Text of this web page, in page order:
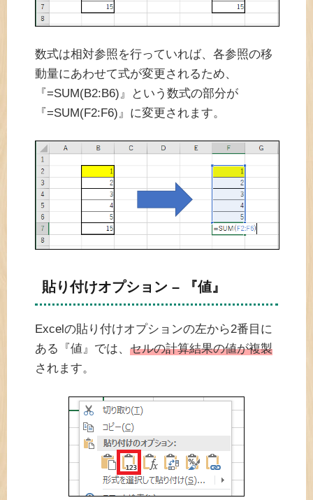
数式は相対参照を行っていれば、各参照の移
動量にあわせて式が変更されるため、
『=SUM(B2:B6)』という数式の部分が
『=SUM(F2:F6)』に変更されます。
貼り付けオプション – 『値』
Excelの貼り付けオプションの左から2番目に
ある『値』では、 セルの計算結果の値が複製
されます。